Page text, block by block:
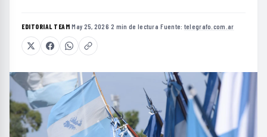
EDITORIAL TEAM·May 25, 2026·2 min de lectura·Fuente: telegrafo.com.ar